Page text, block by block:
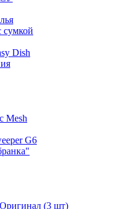
сумкой
Dish
Mesh
G6
(3 шт)